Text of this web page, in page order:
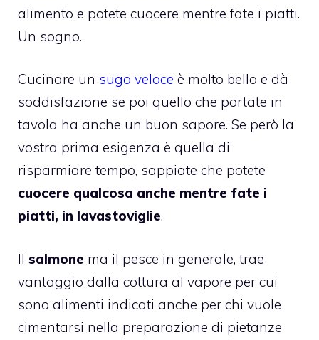
alimento e potete cuocere mentre fate i piatti.
Un sogno.
Cucinare un sugo veloce è molto bello e dà
soddisfazione se poi quello che portate in
tavola ha anche un buon sapore. Se però la
vostra prima esigenza è quella di
risparmiare tempo, sappiate che potete
cuocere qualcosa anche mentre fate i
piatti, in lavastoviglie.
Il salmone ma il pesce in generale, trae
vantaggio dalla cottura al vapore per cui
sono alimenti indicati anche per chi vuole
cimentarsi nella preparazione di pietanze